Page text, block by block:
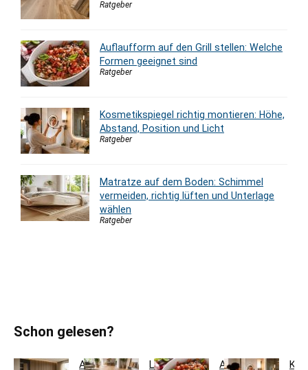
Ratgeber
Auflaufform auf den Grill stellen: Welche
Formen geeignet sind
Ratgeber
Kosmetikspiegel richtig montieren: Höhe,
Abstand, Position und Licht
Ratgeber
Matratze auf dem Boden: Schimmel
vermeiden, richtig lüften und Unterlage
wählen
Ratgeber
Schon gelesen?
Akustikpaneele
Landhausdiele
Auflaufform